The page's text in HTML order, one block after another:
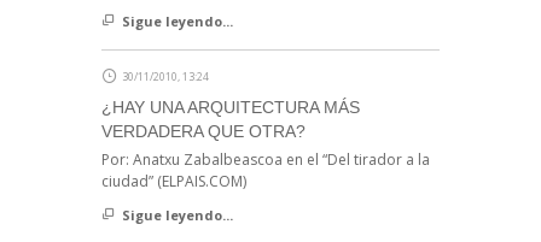
Sigue leyendo...
30/11/2010, 13:24
¿HAY UNA ARQUITECTURA MÁS
VERDADERA QUE OTRA?
Por: Anatxu Zabalbeascoa en el “Del tirador a la
ciudad” (ELPAIS.COM)
Sigue leyendo...